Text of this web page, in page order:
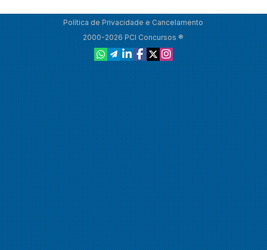
Política de Privacidade e Cancelamento
2000-2026 PCI Concursos ®